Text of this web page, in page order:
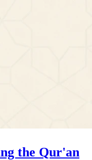
the Qur'an